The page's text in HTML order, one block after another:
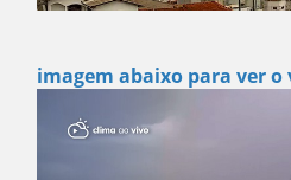
imagem abaixo para ver o